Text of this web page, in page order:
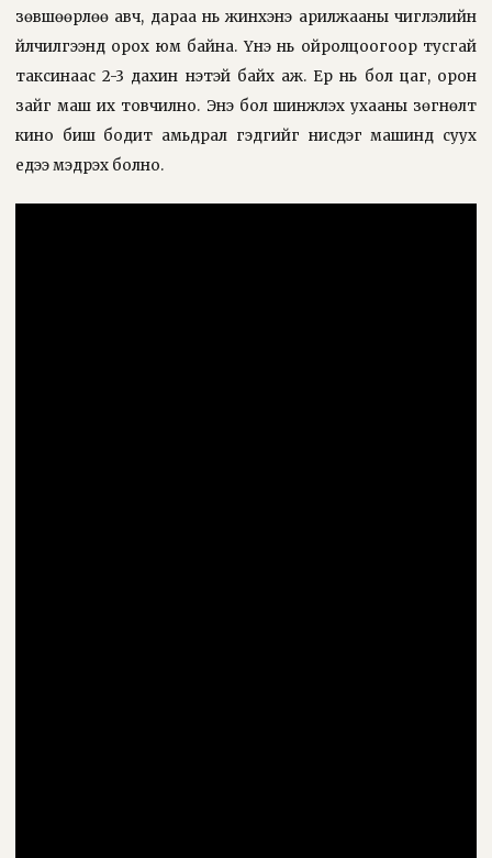
зөвшөөрлөө авч, дараа нь жинхэнэ арилжааны чиглэлийн
үйлчилгээнд орох юм байна. Үнэ нь ойролцоогоор тусгай
таксинаас 2-3 дахин үнэтэй байх аж. Ер нь бол цаг, орон
зайг маш их товчилно. Энэ бол шинжлэх ухааны зөгнөлт
кино биш бодит амьдрал гэдгийг нисдэг машинд суух
үедээ мэдрэх болно.